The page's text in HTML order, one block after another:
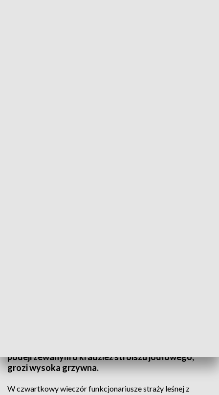
podejrzewanym o kradzież stroiszu jodłowego,
grozi wysoka grzywna.
W czwartkowy wieczór funkcjonariusze straży leśnej z